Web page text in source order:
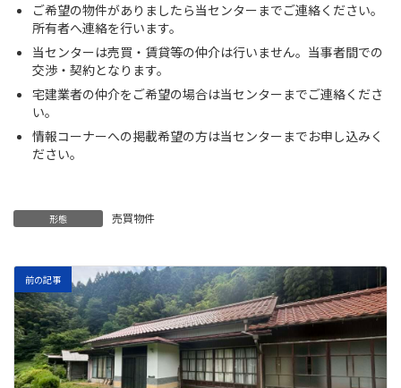
ご希望の物件がありましたら当センターまでご連絡ください。
所有者へ連絡を行います。
当センターは売買・賃貸等の仲介は行いません。当事者間での
交渉・契約となります。
宅建業者の仲介をご希望の場合は当センターまでご連絡くださ
い。
情報コーナーへの掲載希望の方は当センターまでお申し込みく
ださい。
形態 売買物件
前の記事